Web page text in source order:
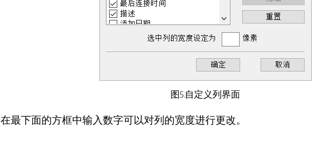
图5.自定义列界面
在最下面的方框中输入数字可以对列的宽度进行更改。